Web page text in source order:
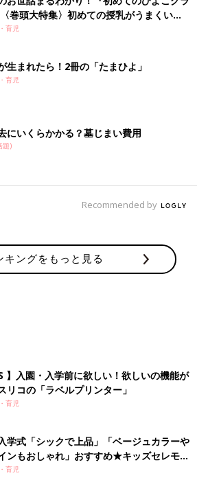
ありました。どうしようかなと思ってス
礼服屋さんに入って紺のジャケットとワ
した。その前は黒と白の織りのジャケ
スカートのセットを着回していました」
で買った黒地に小さな水玉のジャケット
のワンピース。これで高校の卒業式にも
時期はまだ寒い！ というところもある
下にタイツを履いていたという人も。暖
地域の方は、防寒対策も視野に入れて選
ックにして、コサージュやネックレスで
すぐ卒園式、入学式シーズンですね。ママ
が子どもたちの晴れ姿にと、スーツやワン
ス等を揃え始めています！今回は比較的お
巻頭大特集〉初めての授乳がうまくい
い・ミルクの基本と夏のトラブル 解決テ
育児
生まれたら！2冊の「たまひよ」
育児
にいくらかかる？墓じまい費用
題)
Recommended by
キングをもっと見る
】入園・入学前に欲しい！欲しいの機能が
リコの「ラベルプリンター」
育児
学式「シックで上品」「ベージュカラーや
ンもおしゃれ」おすすめ★キッズセレモニ
育児